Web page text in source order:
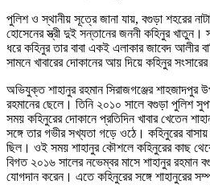
পুলিশ ও স্থানীয় সূত্রে জানা যায়, বগুড়া শহরের
হোসেনের স্ত্রী দুই সন্তানের জননী কহিনুর খাতুন।
ধরে কহিনুর তার বাবা একই এলাকার জাবেদ আলীর
সামনে খাবারের দোকানের আয় দিয়ে কহিনুর
অভিযুক্ত শাহানুর রহমান সিরাজগঞ্জের শাহজাদপুর
রহমানের ছেলে। তিনি ২০১০ সালে বগুড়া পুলিশ
সময় কহিনুরের দোকানে প্রতিদিন খাবার খেতেন
সঙ্গে তার গভীর সখ্যতা গড়ে ওঠে। কহিনুরের বাসায়
ছিল। ওই সময় শাহানুর কৌশলে কহিনুরের কাছ
বিগত ২০১৬ সালের নভেম্বর মাসে শাহানুর রহমান
যোগদান করেন। এতে কহিনুরের সঙ্গে শাহানুরের